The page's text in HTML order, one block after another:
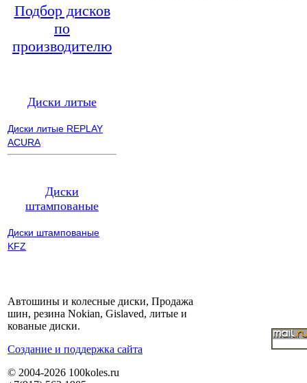
Подбор дисков
по
производителю
Диски литые
Диски литые REPLAY
ACURA
Диски
штампованые
Диски штампованые
KFZ
Автошины и колесные диски, Продажа
шин, резина Nokian, Gislaved, литые и
кованые диски.
Cоздание и поддержка сайта
© 2004-2026 100koles.ru